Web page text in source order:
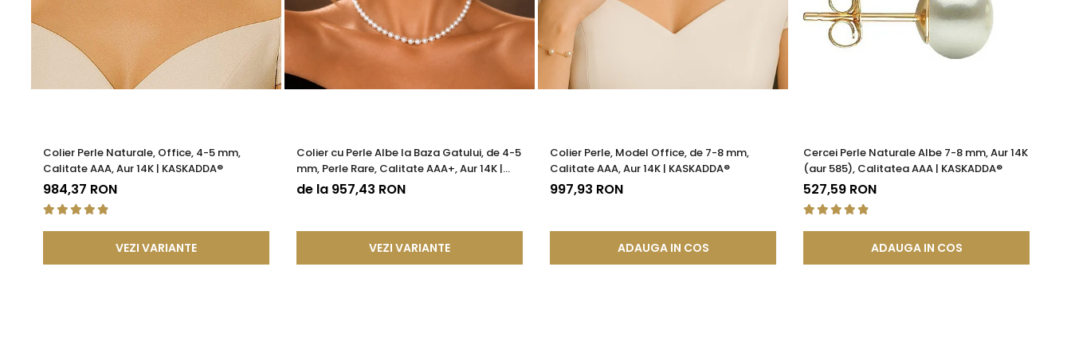
Colier Perle Naturale, Office, 4-5 mm,
Calitate AAA, Aur 14K | KASKADDA®
984,37 RON
VEZI VARIANTE
Colier cu Perle Albe la Baza Gatului, de 4-5
mm, Perle Rare, Calitate AAA+, Aur 14K |
KASKADDA®
de la 957,43 RON
VEZI VARIANTE
Colier Perle, Model Office, de 7-8 mm,
Calitate AAA, Aur 14K | KASKADDA®
997,93 RON
ADAUGA IN COS
Cercei Perle Naturale Albe 7-8 mm, Aur 14K
(aur 585), Calitatea AAA | KASKADDA®
527,59 RON
ADAUGA IN COS